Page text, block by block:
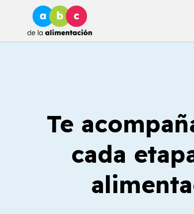
contenido
Te
cada